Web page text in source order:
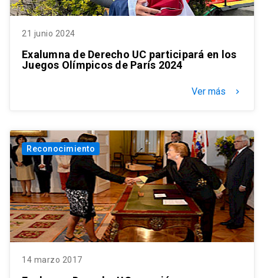
21 junio 2024
Exalumna de Derecho UC participará en los
Juegos Olímpicos de París 2024
Ver más keyboard_arrow_right
Reconocimiento
14 marzo 2017